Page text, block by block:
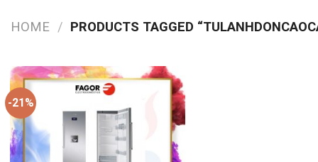
HOME / PRODUCTS TAGGED
-21%